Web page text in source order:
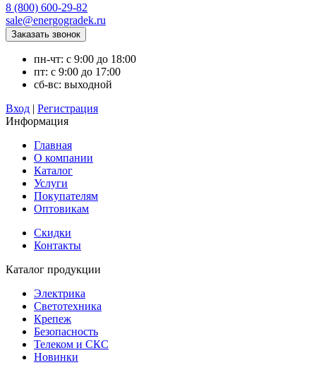
8 (800) 600-29-82
sale@energogradek.ru
пн-чт: с 9:00 до 18:00
пт: с 9:00 до 17:00
сб-вс: выходной
Вход | Регистрация
Информация
Главная
О компании
Каталог
Услуги
Покупателям
Оптовикам
Скидки
Контакты
Каталог продукции
Электрика
Светотехника
Крепеж
Безопасность
Телеком и СКС
Новинки